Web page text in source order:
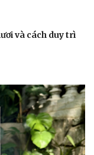
và cách duy trì